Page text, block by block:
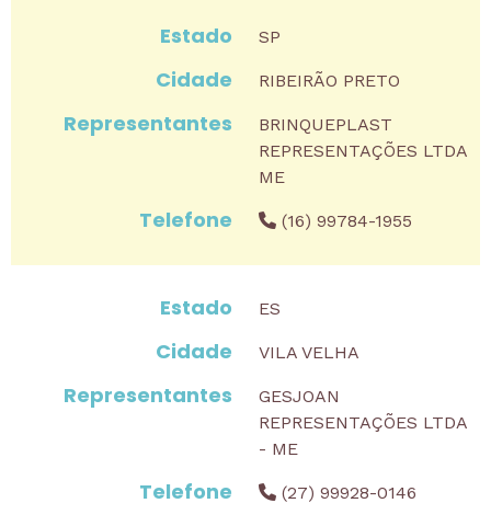
SP
RIBEIRÃO PRETO
BRINQUEPLAST
REPRESENTAÇÕES LTDA
ME
(16) 99784-1955
ES
VILA VELHA
GESJOAN
REPRESENTAÇÕES LTDA
- ME
(27) 99928-0146